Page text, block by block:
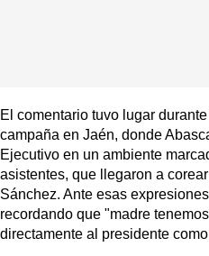
El comentario tuvo lugar
campaña en Jaén, donde
Ejecutivo en un ambiente
asistentes, que llegaron a
Sánchez. Ante esas
recordando que "madre
directamente al presidente